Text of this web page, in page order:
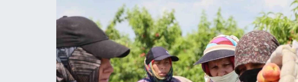
YEREL HABER
Haberde insan